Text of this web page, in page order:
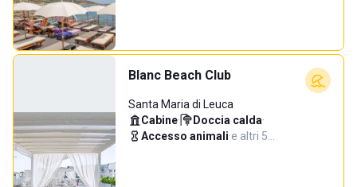
Blanc Beach Club
Santa Maria di Leuca
Cabine· Doccia calda·
Accesso animali·e altri 5…